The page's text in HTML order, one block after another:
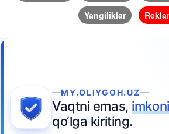
Yangiliklar
MY.OLIYGOH.UZ
Vaqtni emas,
qo‘lga kiriting.